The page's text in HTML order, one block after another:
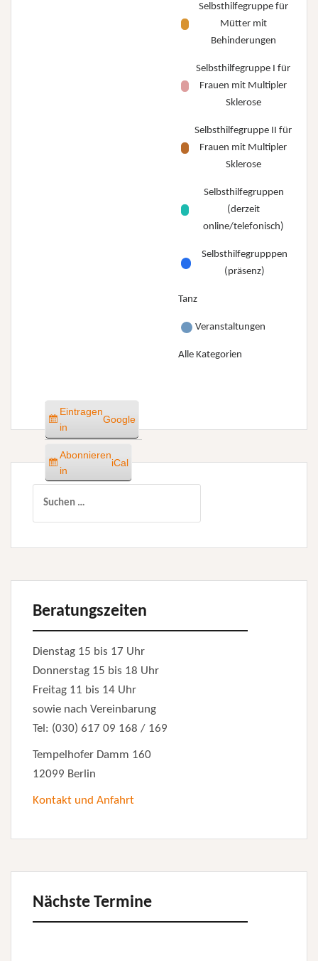
Selbsthilfegruppe für
Mütter mit
Behinderungen
Selbsthilfegruppe I für
Frauen mit Multipler
Sklerose
Selbsthilfegruppe II für
Frauen mit Multipler
Sklerose
Selbsthilfegruppen
(derzeit
online/telefonisch)
Selbsthilfegrupppen
(präsenz)
Tanz
Veranstaltungen
Alle Kategorien
Eintragen
in
Google
Abonnieren
in
iCal
Beratungszeiten
Dienstag 15 bis 17 Uhr
Donnerstag 15 bis 18 Uhr
Freitag 11 bis 14 Uhr
sowie nach Vereinbarung
Tel: (030) 617 09 168 / 169
Tempelhofer Damm 160
12099 Berlin
Kontakt und Anfahrt
Nächste Termine